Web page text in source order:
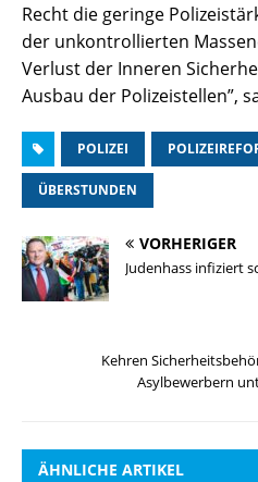
Recht die geringe
der unkontrollierten
Verlust der Inneren
Ausbau der Polizeistellen”,
POLIZEI
ÜBERSTUNDEN
VORHERIGER
Judenhass infiziert
Kehren
Asylbewerbern
ÄHNLICHE ARTIKEL